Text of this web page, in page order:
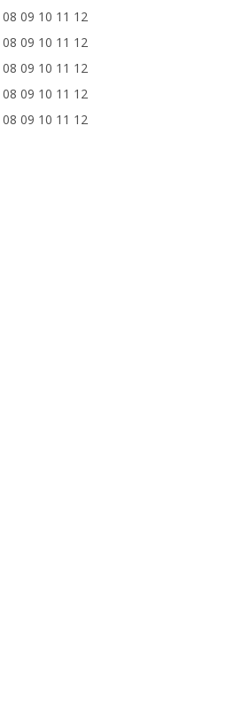
08 09 10 11 12
08 09 10 11 12
08 09 10 11 12
08 09 10 11 12
08 09 10 11 12